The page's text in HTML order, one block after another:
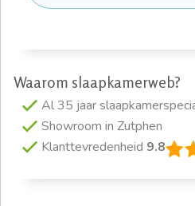
Waarom slaapkamerweb?
Al 35 jaar
Showroom in Zutphen
Klanttevredenheid 9.8